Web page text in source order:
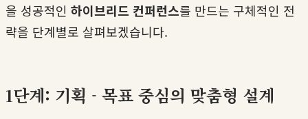
을 성공적인 하이브리드 컨퍼런스를 만드는 구체적인 전
략을 단계별로 살펴보겠습니다.
1단계: 기획 - 목표 중심의 맞춤형 설계